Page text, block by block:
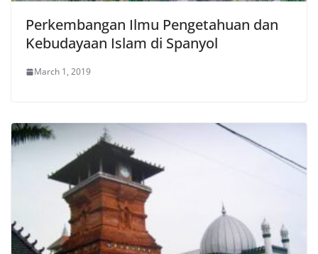
Perkembangan Ilmu Pengetahuan dan
Kebudayaan Islam di Spanyol
March 1, 2019